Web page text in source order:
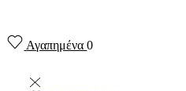
Αγαπημένα0